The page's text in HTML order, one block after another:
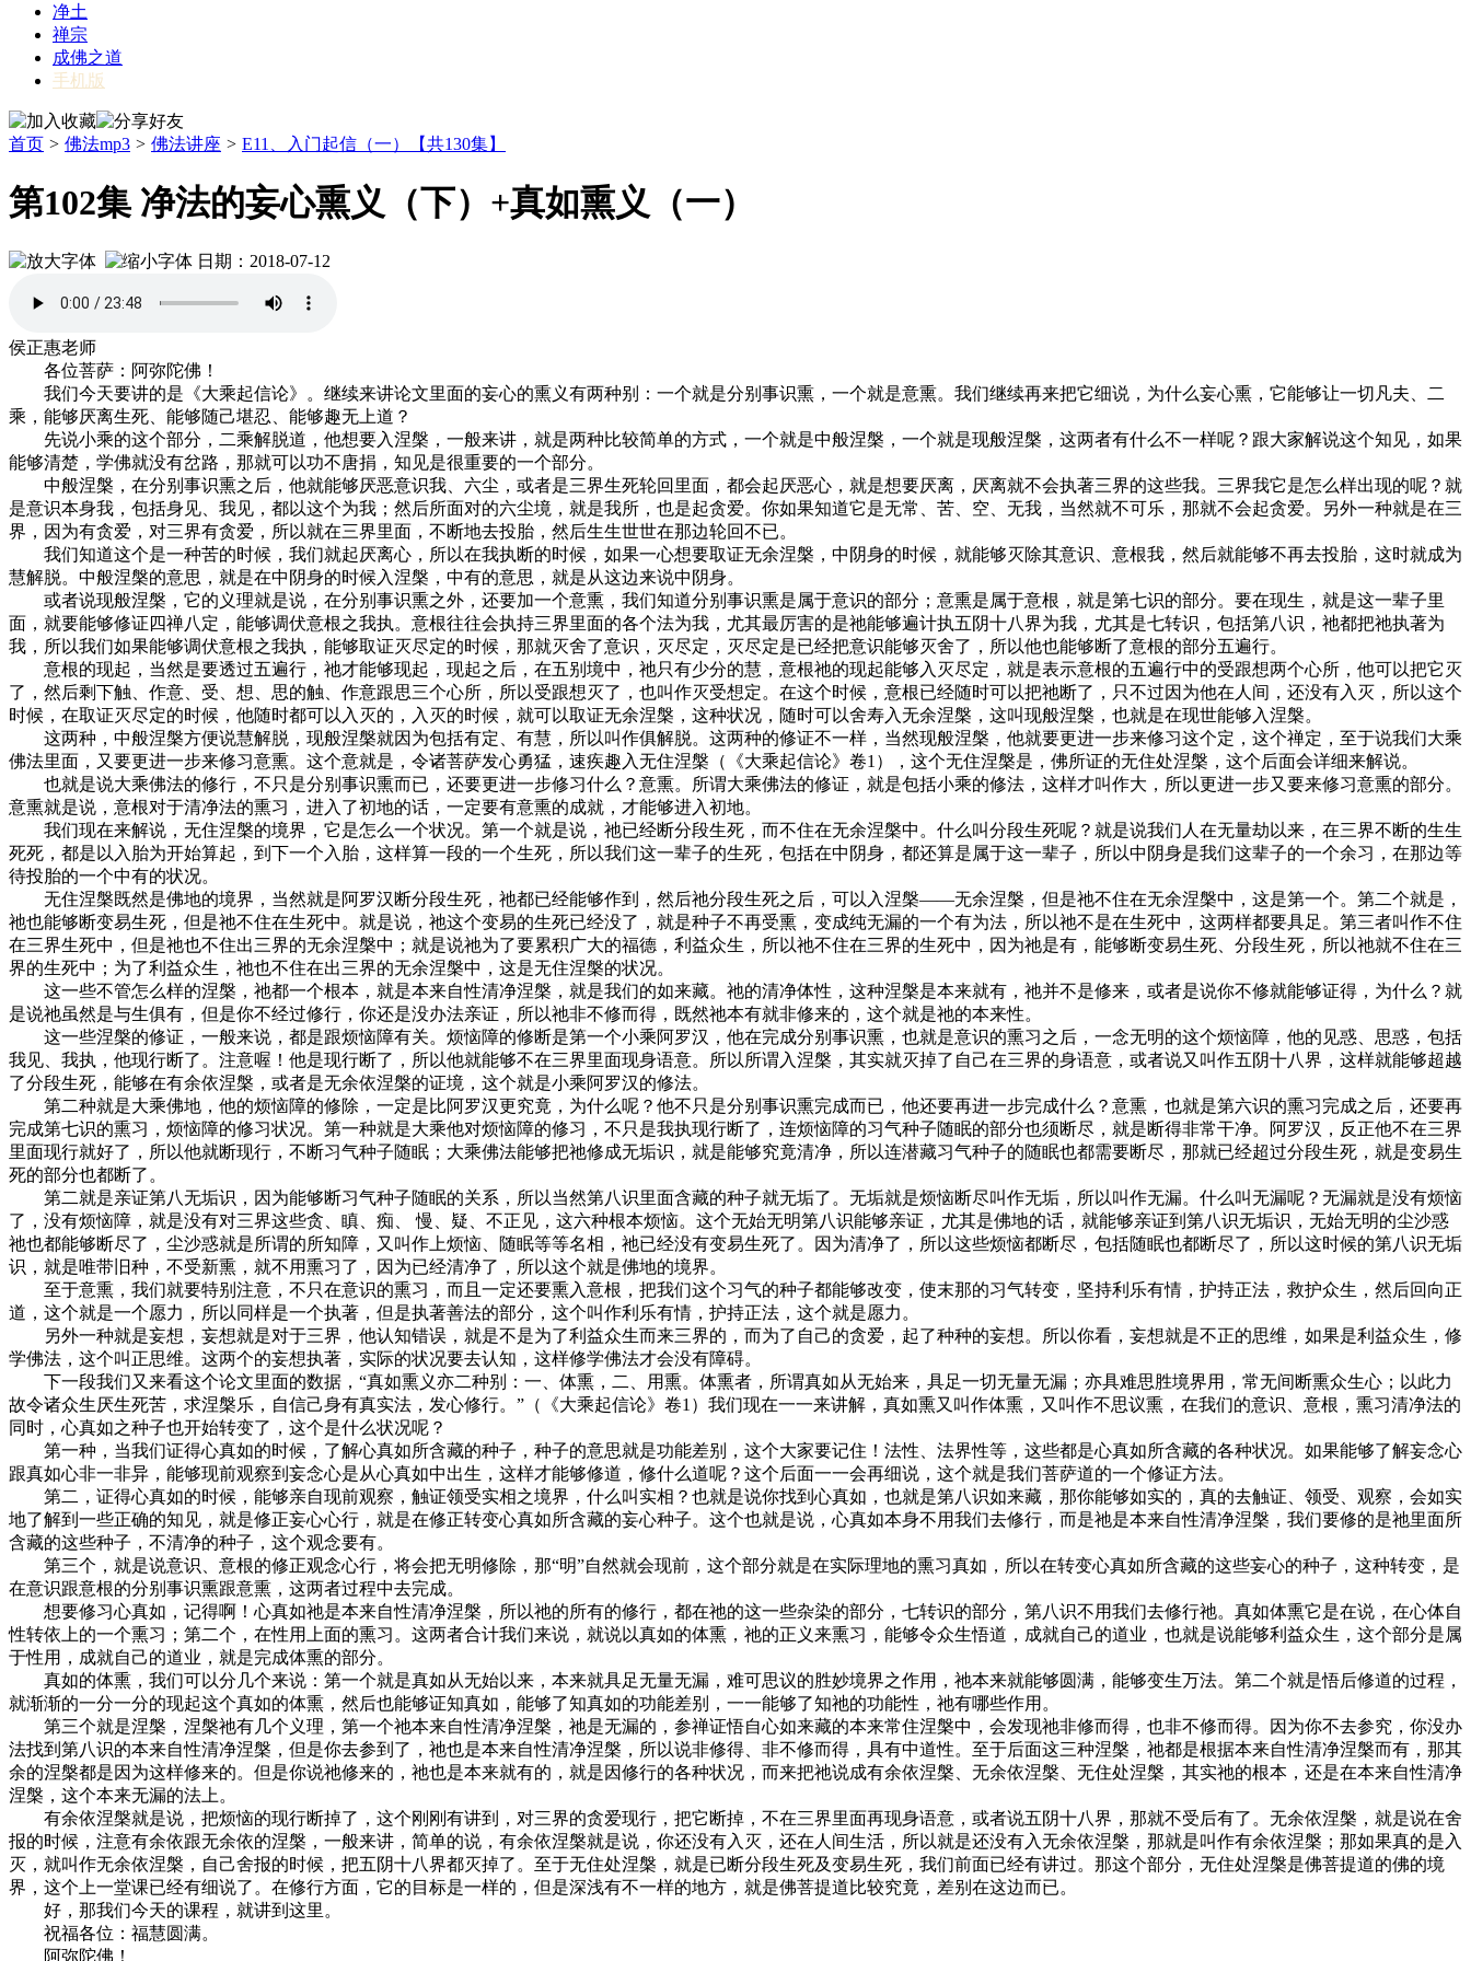
净土
禅宗
成佛之道
手机版
首页 > 佛法mp3 > 佛法讲座 > E11、入门起信（一）【共130集】
第102集 净法的妄心熏义（下）+真如熏义（一）
日期：2018-07-12
侯正惠老师
各位菩萨：阿弥陀佛！
我们今天要讲的是《大乘起信论》。继续来讲论文里面的妄心的熏义有两种别：一个就是分别事识熏，一个就是意熏。我们继续再来把它细说，为什么妄心熏，它能够让一切凡夫、二
乘，能够厌离生死、能够随己堪忍、能够趣无上道？
先说小乘的这个部分，二乘解脱道，他想要入涅槃，一般来讲，就是两种比较简单的方式，一个就是中般涅槃，一个就是现般涅槃，这两者有什么不一样呢？跟大家解说这个知见，如果
能够清楚，学佛就没有岔路，那就可以功不唐捐，知见是很重要的一个部分。
中般涅槃，在分别事识熏之后，他就能够厌恶意识我、六尘，或者是三界生死轮回里面，都会起厌恶心，就是想要厌离，厌离就不会执著三界的这些我。三界我它是怎么样出现的呢？就
是意识本身我，包括身见、我见，都以这个为我；然后所面对的六尘境，就是我所，也是起贪爱。你如果知道它是无常、苦、空、无我，当然就不可乐，那就不会起贪爱。另外一种就是在三
界，因为有贪爱，对三界有贪爱，所以就在三界里面，不断地去投胎，然后生生世世在那边轮回不已。
我们知道这个是一种苦的时候，我们就起厌离心，所以在我执断的时候，如果一心想要取证无余涅槃，中阴身的时候，就能够灭除其意识、意根我，然后就能够不再去投胎，这时就成为
慧解脱。中般涅槃的意思，就是在中阴身的时候入涅槃，中有的意思，就是从这边来说中阴身。
或者说现般涅槃，它的义理就是说，在分别事识熏之外，还要加一个意熏，我们知道分别事识熏是属于意识的部分；意熏是属于意根，就是第七识的部分。要在现生，就是这一辈子里
面，就要能够修证四禅八定，能够调伏意根之我执。意根往往会执持三界里面的各个法为我，尤其最厉害的是祂能够遍计执五阴十八界为我，尤其是七转识，包括第八识，祂都把祂执著为
我，所以我们如果能够调伏意根之我执，能够取证灭尽定的时候，那就灭舍了意识，灭尽定，灭尽定是已经把意识能够灭舍了，所以他也能够断了意根的部分五遍行。
意根的现起，当然是要透过五遍行，祂才能够现起，现起之后，在五别境中，祂只有少分的慧，意根祂的现起能够入灭尽定，就是表示意根的五遍行中的受跟想两个心所，他可以把它灭
了，然后剩下触、作意、受、想、思的触、作意跟思三个心所，所以受跟想灭了，也叫作灭受想定。在这个时候，意根已经随时可以把祂断了，只不过因为他在人间，还没有入灭，所以这个
时候，在取证灭尽定的时候，他随时都可以入灭的，入灭的时候，就可以取证无余涅槃，这种状况，随时可以舍寿入无余涅槃，这叫现般涅槃，也就是在现世能够入涅槃。
这两种，中般涅槃方便说慧解脱，现般涅槃就因为包括有定、有慧，所以叫作俱解脱。这两种的修证不一样，当然现般涅槃，他就要更进一步来修习这个定，这个禅定，至于说我们大乘
佛法里面，又要更进一步来修习意熏。这个意就是，令诸菩萨发心勇猛，速疾趣入无住涅槃（《大乘起信论》卷1），这个无住涅槃是，佛所证的无住处涅槃，这个后面会详细来解说。
也就是说大乘佛法的修行，不只是分别事识熏而已，还要更进一步修习什么？意熏。所谓大乘佛法的修证，就是包括小乘的修法，这样才叫作大，所以更进一步又要来修习意熏的部分。
意熏就是说，意根对于清净法的熏习，进入了初地的话，一定要有意熏的成就，才能够进入初地。
我们现在来解说，无住涅槃的境界，它是怎么一个状况。第一个就是说，祂已经断分段生死，而不住在无余涅槃中。什么叫分段生死呢？就是说我们人在无量劫以来，在三界不断的生生
死死，都是以入胎为开始算起，到下一个入胎，这样算一段的一个生死，所以我们这一辈子的生死，包括在中阴身，都还算是属于这一辈子，所以中阴身是我们这辈子的一个余习，在那边等
待投胎的一个中有的状况。
无住涅槃既然是佛地的境界，当然就是阿罗汉断分段生死，祂都已经能够作到，然后祂分段生死之后，可以入涅槃——无余涅槃，但是祂不住在无余涅槃中，这是第一个。第二个就是，
祂也能够断变易生死，但是祂不住在生死中。就是说，祂这个变易的生死已经没了，就是种子不再受熏，变成纯无漏的一个有为法，所以祂不是在生死中，这两样都要具足。第三者叫作不住
在三界生死中，但是祂也不住出三界的无余涅槃中；就是说祂为了要累积广大的福德，利益众生，所以祂不住在三界的生死中，因为祂是有，能够断变易生死、分段生死，所以祂就不住在三
界的生死中；为了利益众生，祂也不住在出三界的无余涅槃中，这是无住涅槃的状况。
这一些不管怎么样的涅槃，祂都一个根本，就是本来自性清净涅槃，就是我们的如来藏。祂的清净体性，这种涅槃是本来就有，祂并不是修来，或者是说你不修就能够证得，为什么？就
是说祂虽然是与生俱有，但是你不经过修行，你还是没办法亲证，所以祂非不修而得，既然祂本有就非修来的，这个就是祂的本来性。
这一些涅槃的修证，一般来说，都是跟烦恼障有关。烦恼障的修断是第一个小乘阿罗汉，他在完成分别事识熏，也就是意识的熏习之后，一念无明的这个烦恼障，他的见惑、思惑，包括
我见、我执，他现行断了。注意喔！他是现行断了，所以他就能够不在三界里面现身语意。所以所谓入涅槃，其实就灭掉了自己在三界的身语意，或者说又叫作五阴十八界，这样就能够超越
了分段生死，能够在有余依涅槃，或者是无余依涅槃的证境，这个就是小乘阿罗汉的修法。
第二种就是大乘佛地，他的烦恼障的修除，一定是比阿罗汉更究竟，为什么呢？他不只是分别事识熏完成而已，他还要再进一步完成什么？意熏，也就是第六识的熏习完成之后，还要再
完成第七识的熏习，烦恼障的修习状况。第一种就是大乘他对烦恼障的修习，不只是我执现行断了，连烦恼障的习气种子随眠的部分也须断尽，就是断得非常干净。阿罗汉，反正他不在三界
里面现行就好了，所以他就断现行，不断习气种子随眠；大乘佛法能够把祂修成无垢识，就是能够究竟清净，所以连潜藏习气种子的随眠也都需要断尽，那就已经超过分段生死，就是变易生
死的部分也都断了。
第二就是亲证第八无垢识，因为能够断习气种子随眠的关系，所以当然第八识里面含藏的种子就无垢了。无垢就是烦恼断尽叫作无垢，所以叫作无漏。什么叫无漏呢？无漏就是没有烦恼
了，没有烦恼障，就是没有对三界这些贪、瞋、痴、 慢、疑、不正见，这六种根本烦恼。这个无始无明第八识能够亲证，尤其是佛地的话，就能够亲证到第八识无垢识，无始无明的尘沙惑
祂也都能够断尽了，尘沙惑就是所谓的所知障，又叫作上烦恼、随眠等等名相，祂已经没有变易生死了。因为清净了，所以这些烦恼都断尽，包括随眠也都断尽了，所以这时候的第八识无垢
识，就是唯带旧种，不受新熏，就不用熏习了，因为已经清净了，所以这个就是佛地的境界。
至于意熏，我们就要特别注意，不只在意识的熏习，而且一定还要熏入意根，把我们这个习气的种子都能够改变，使末那的习气转变，坚持利乐有情，护持正法，救护众生，然后回向正
道，这个就是一个愿力，所以同样是一个执著，但是执著善法的部分，这个叫作利乐有情，护持正法，这个就是愿力。
另外一种就是妄想，妄想就是对于三界，他认知错误，就是不是为了利益众生而来三界的，而为了自己的贪爱，起了种种的妄想。所以你看，妄想就是不正的思维，如果是利益众生，修
学佛法，这个叫正思维。这两个的妄想执著，实际的状况要去认知，这样修学佛法才会没有障碍。
下一段我们又来看这个论文里面的数据，“真如熏义亦二种别：一、体熏，二、用熏。体熏者，所谓真如从无始来，具足一切无量无漏；亦具难思胜境界用，常无间断熏众生心；以此力
故令诸众生厌生死苦，求涅槃乐，自信己身有真实法，发心修行。”（《大乘起信论》卷1）我们现在一一来讲解，真如熏又叫作体熏，又叫作不思议熏，在我们的意识、意根，熏习清净法的
同时，心真如之种子也开始转变了，这个是什么状况呢？
第一种，当我们证得心真如的时候，了解心真如所含藏的种子，种子的意思就是功能差别，这个大家要记住！法性、法界性等，这些都是心真如所含藏的各种状况。如果能够了解妄念心
跟真如心非一非异，能够现前观察到妄念心是从心真如中出生，这样才能够修道，修什么道呢？这个后面一一会再细说，这个就是我们菩萨道的一个修证方法。
第二，证得心真如的时候，能够亲自现前观察，触证领受实相之境界，什么叫实相？也就是说你找到心真如，也就是第八识如来藏，那你能够如实的，真的去触证、领受、观察，会如实
地了解到一些正确的知见，就是修正妄心心行，就是在修正转变心真如所含藏的妄心种子。这个也就是说，心真如本身不用我们去修行，而是祂是本来自性清净涅槃，我们要修的是祂里面所
含藏的这些种子，不清净的种子，这个观念要有。
第三个，就是说意识、意根的修正观念心行，将会把无明修除，那“明”自然就会现前，这个部分就是在实际理地的熏习真如，所以在转变心真如所含藏的这些妄心的种子，这种转变，是
在意识跟意根的分别事识熏跟意熏，这两者过程中去完成。
想要修习心真如，记得啊！心真如祂是本来自性清净涅槃，所以祂的所有的修行，都在祂的这一些杂染的部分，七转识的部分，第八识不用我们去修行祂。真如体熏它是在说，在心体自
性转依上的一个熏习；第二个，在性用上面的熏习。这两者合计我们来说，就说以真如的体熏，祂的正义来熏习，能够令众生悟道，成就自己的道业，也就是说能够利益众生，这个部分是属
于性用，成就自己的道业，就是完成体熏的部分。
真如的体熏，我们可以分几个来说：第一个就是真如从无始以来，本来就具足无量无漏，难可思议的胜妙境界之作用，祂本来就能够圆满，能够变生万法。第二个就是悟后修道的过程，
就渐渐的一分一分的现起这个真如的体熏，然后也能够证知真如，能够了知真如的功能差别，一一能够了知祂的功能性，祂有哪些作用。
第三个就是涅槃，涅槃祂有几个义理，第一个祂本来自性清净涅槃，祂是无漏的，参禅证悟自心如来藏的本来常住涅槃中，会发现祂非修而得，也非不修而得。因为你不去参究，你没办
法找到第八识的本来自性清净涅槃，但是你去参到了，祂也是本来自性清净涅槃，所以说非修得、非不修而得，具有中道性。至于后面这三种涅槃，祂都是根据本来自性清净涅槃而有，那其
余的涅槃都是因为这样修来的。但是你说祂修来的，祂也是本来就有的，就是因修行的各种状况，而来把祂说成有余依涅槃、无余依涅槃、无住处涅槃，其实祂的根本，还是在本来自性清净
涅槃，这个本来无漏的法上。
有余依涅槃就是说，把烦恼的现行断掉了，这个刚刚有讲到，对三界的贪爱现行，把它断掉，不在三界里面再现身语意，或者说五阴十八界，那就不受后有了。无余依涅槃，就是说在舍
报的时候，注意有余依跟无余依的涅槃，一般来讲，简单的说，有余依涅槃就是说，你还没有入灭，还在人间生活，所以就是还没有入无余依涅槃，那就是叫作有余依涅槃；那如果真的是入
灭，就叫作无余依涅槃，自己舍报的时候，把五阴十八界都灭掉了。至于无住处涅槃，就是已断分段生死及变易生死，我们前面已经有讲过。那这个部分，无住处涅槃是佛菩提道的佛的境
界，这个上一堂课已经有细说了。在修行方面，它的目标是一样的，但是深浅有不一样的地方，就是佛菩提道比较究竟，差别在这边而已。
好，那我们今天的课程，就讲到这里。
祝福各位：福慧圆满。
阿弥陀佛！